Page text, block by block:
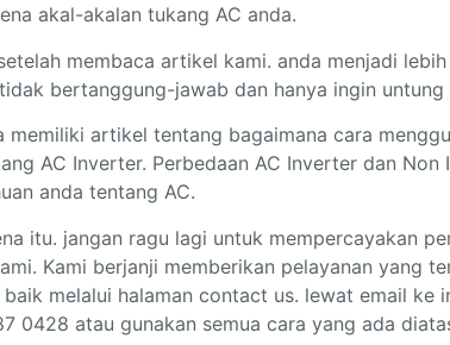
akal-akalan tukang AC anda.
membaca artikel kami. anda menjadi
bertanggung-jawab dan hanya ingin
memiliki artikel tentang bagaimana cara
AC Inverter. Perbedaan AC Inverter dan
anda tentang AC.
itu. jangan ragu lagi untuk mempercayakan
Kami berjanji memberikan pelayanan yang
baik melalui halaman contact us. lewat email
0428 atau gunakan semua cara yang ada